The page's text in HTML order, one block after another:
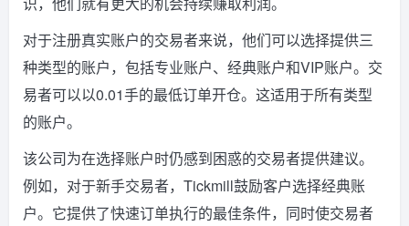
对于注册真实账户的交易者来说，他们可以选择提供三
种类型的账户，包括专业账户、经典账户和VIP账户。交
易者可以以0.01手的最低订单开仓。这适用于所有类型
的账户。
该公司为在选择账户时仍感到困惑的交易者提供建议。
例如，对于新手交易者，Tickmill鼓励客户选择经典账
户。它提供了快速订单执行的最佳条件，同时使交易者